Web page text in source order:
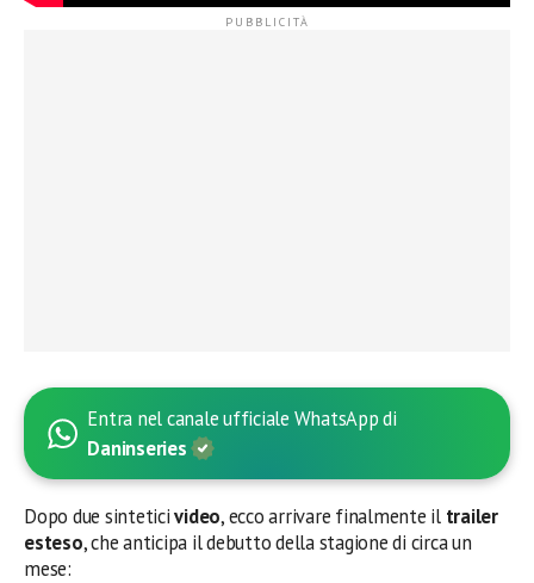
Entra nel canale ufficiale WhatsApp di
Daninseries
Dopo due sinteticivideo, ecco arrivare finalmente il trailer
esteso, che anticipa il debutto della stagione di circa un
mese: